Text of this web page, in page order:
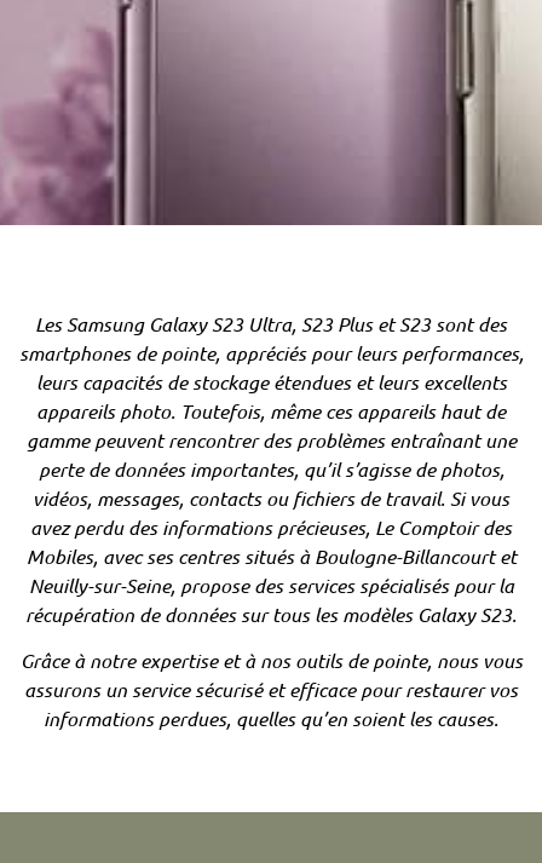
Les Samsung Galaxy S23 Ultra, S23 Plus et S23 sont des
smartphones de pointe, appréciés pour leurs performances,
leurs capacités de stockage étendues et leurs excellents
appareils photo. Toutefois, même ces appareils haut de
gamme peuvent rencontrer des problèmes entraînant une
perte de données importantes, qu’il s’agisse de photos,
vidéos, messages, contacts ou fichiers de travail. Si vous
avez perdu des informations précieuses, Le Comptoir des
Mobiles, avec ses centres situés à Boulogne-Billancourt et
Neuilly-sur-Seine, propose des services spécialisés pour la
récupération de données sur tous les modèles Galaxy S23.
Grâce à notre expertise et à nos outils de pointe, nous vous
assurons un service sécurisé et efficace pour restaurer vos
informations perdues, quelles qu’en soient les causes.